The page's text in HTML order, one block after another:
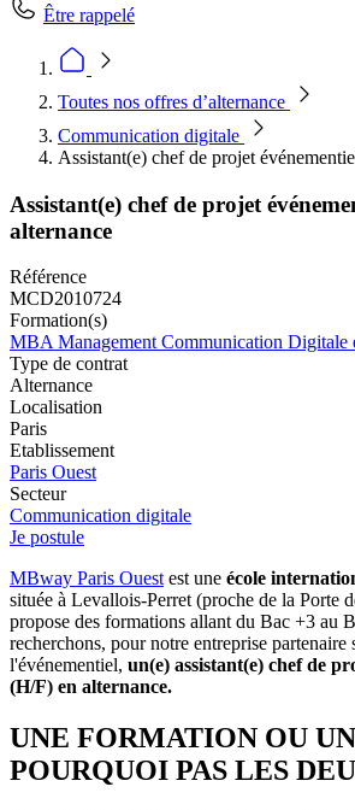
Être rappelé
Toutes nos offres d’alternance
Communication digitale
Assistant(e) chef de projet
Assistant(e) chef de projet
alternance
Référence
MCD2010724
Formation(s)
MBA Management Communication Digitale
Type de contrat
Alternance
Localisation
Paris
Etablissement
Paris Ouest
Secteur
Communication digitale
Je postule
MBway Paris Ouestest une école
située à Levallois-Perret (proche de la Porte
propose des formations allant du Bac +3 au
recherchons, pour notre entreprise partenaire
l'événementiel, un(e) assistant(e) chef de
(H/F) en alternance.
UNE FORMATION OU
POURQUOI PAS LES